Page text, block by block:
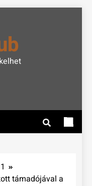
1
támadójával a